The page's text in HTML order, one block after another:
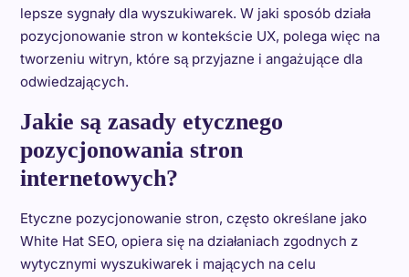
lepsze sygnały dla wyszukiwarek. W jaki sposób działa
pozycjonowanie stron w kontekście UX, polega więc na
tworzeniu witryn, które są przyjazne i angażujące dla
odwiedzających.
Jakie są zasady etycznego
pozycjonowania stron
internetowych?
Etyczne pozycjonowanie stron, często określane jako
White Hat SEO, opiera się na działaniach zgodnych z
wytycznymi wyszukiwarek i mających na celu